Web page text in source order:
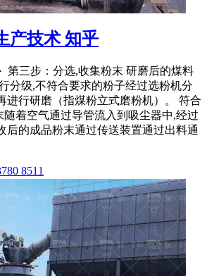
产技术 知乎
第三步：分选,收集粉末 研磨后的煤料
分级,不符合要求的粉子经过选粉机分
进行研磨（指煤粉立式磨粉机）。 符合
随着空气通过导管流入到吸尘器中,经过
后的成品粉末通过传送装置通过出料通
8511